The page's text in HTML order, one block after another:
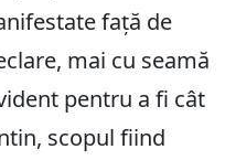
față de
mai cu seamă
pentru a fi cât
scopul fiind